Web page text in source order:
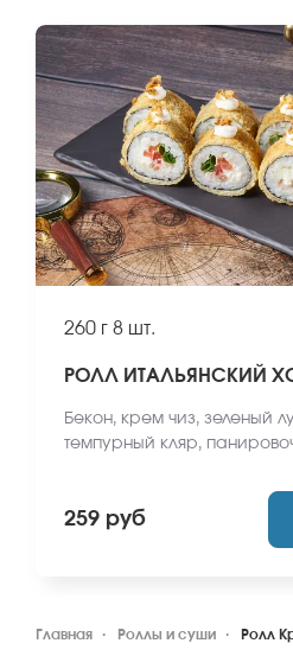
260 г 8 шт.
РОЛЛ ИТАЛЬЯНСКИЙ
Бекон, крем чиз, зеленый
темпурный кляр,
забудьте заказать
соус. Они не входят в
*Внешний вид блюда может
259 руб
Главная Роллы и суши Ролл